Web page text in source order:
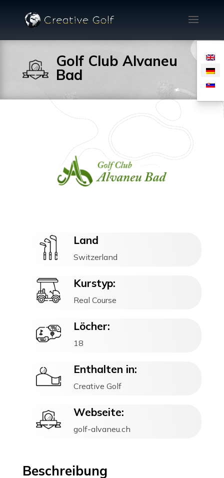
Golf Club Alvaneu
Bad
Land
Switzerland
Kurstyp:
Real Course
Löcher:
18
Enthalten in:
Creative Golf
Webseite:
golf-alvaneu.ch
Beschreibung